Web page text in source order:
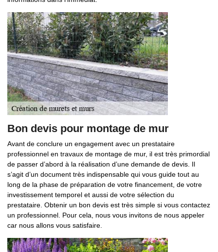
Bon devis pour montage de mur
Avant de conclure un engagement avec un prestataire
professionnel en travaux de montage de mur, il est très primordial
de passer d’abord à la réalisation d’une demande de devis. Il
s’agit d’un document très indispensable qui vous guide tout au
long de la phase de préparation de votre financement, de votre
investissement temporel et aussi de votre sélection du
prestataire. Obtenir un bon devis est très simple si vous contactez
un professionnel. Pour cela, nous vous invitons de nous appeler
car nous allons vous satisfaire.